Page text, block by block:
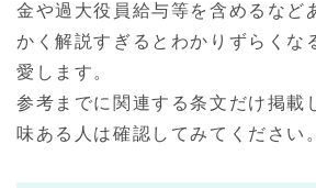
金や過大役員給与等を含めるなど
かく解説すぎるとわかりずらくな
愛します。
参考までに関連する条文だけ掲載
味ある人は確認してみてください。